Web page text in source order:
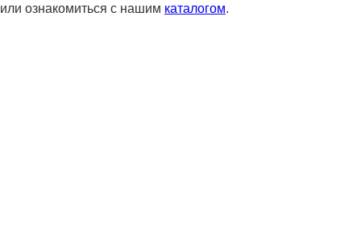
или ознакомиться с нашим каталогом.